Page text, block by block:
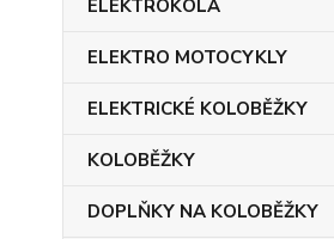
ELEKTROKOLA
ELEKTRO MOTOCYKLY
ELEKTRICKÉ KOLOBĚŽKY
KOLOBĚŽKY
DOPLŇKY NA KOLOBĚŽKY